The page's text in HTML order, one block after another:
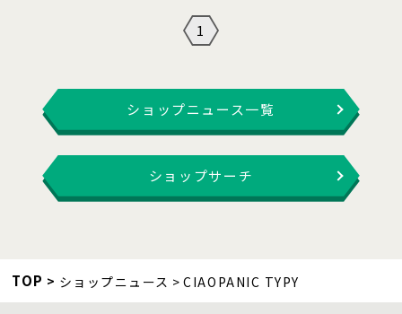
1
ショップニュース一覧
ショップサーチ
TOP ショップニュース CIAOPANIC TYPY